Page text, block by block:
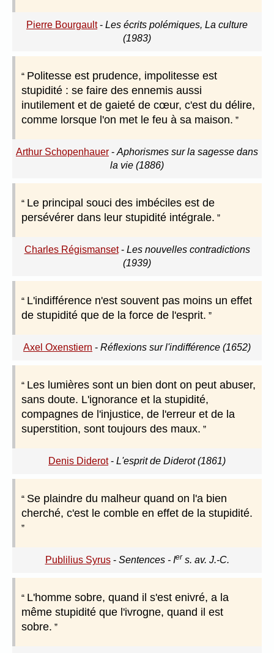
Pierre Bourgault- Les écrits polémiques, La culture
(1983)
Politesse est prudence, impolitesse est
stupidité : se faire des ennemis aussi
inutilement et de gaieté de cœur, c'est du délire,
comme lorsque l'on met le feu à sa maison.
Arthur Schopenhauer - Aphorismes sur la sagesse dans
la vie (1886)
Le principal souci des imbéciles est de
persévérer dans leur stupidité intégrale.
Charles Régismanset- Les nouvelles contradictions
(1939)
L'indifférence n'est souvent pas moins un effet
de stupidité que de la force de l'esprit.
Axel Oxenstiern - Réflexions sur l'indifférence (1652)
Les lumières sont un bien dont on peut abuser,
sans doute. L'ignorance et la stupidité,
compagnes de l'injustice, de l'erreur et de la
superstition, sont toujours des maux.
Denis Diderot- L'esprit de Diderot (1861)
Se plaindre du malheur quand on l'a bien
cherché, c'est le comble en effet de la stupidité.
Publilius Syrus- Sentences - Ier s. av. J.-C.
L'homme sobre, quand il s'est enivré, a la
même stupidité que l'ivrogne, quand il est
sobre.